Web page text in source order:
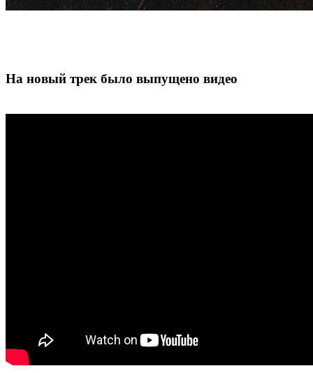
На новый трек было выпущено видео